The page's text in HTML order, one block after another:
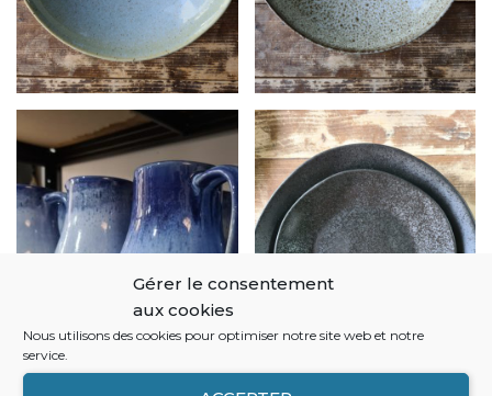
Gérer le consentement
aux cookies
Nous utilisons des cookies pour optimiser notre site web et notre
service.